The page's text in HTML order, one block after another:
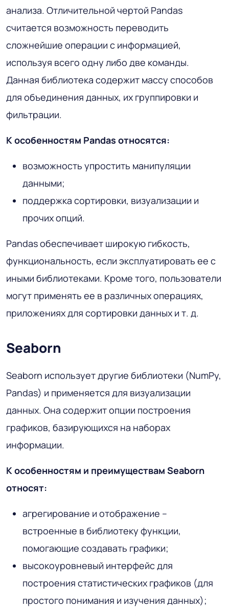
анализа. Отличительной чертой Pandas
считается возможность переводить
сложнейшие операции с информацией,
используя всего одну либо две команды.
Данная библиотека содержит массу способов
для объединения данных, их группировки и
фильтрации.
К особенностям Pandas относятся:
возможность упростить манипуляции
данными;
поддержка сортировки, визуализации и
прочих опций.
Pandas обеспечивает широкую гибкость,
функциональность, если эксплуатировать ее с
иными библиотеками. Кроме того, пользователи
могут применять ее в различных операциях,
приложениях для сортировки данных и т. д.
Seaborn
Seaborn использует другие библиотеки (NumPy,
Pandas) и применяется для визуализации
данных. Она содержит опции построения
графиков, базирующихся на наборах
информации.
К особенностям и преимуществам Seaborn
относят:
агрегирование и отображение –
встроенные в библиотеку функции,
помогающие создавать графики;
высокоуровневый интерфейс для
построения статистических графиков (для
простого понимания и изучения данных);